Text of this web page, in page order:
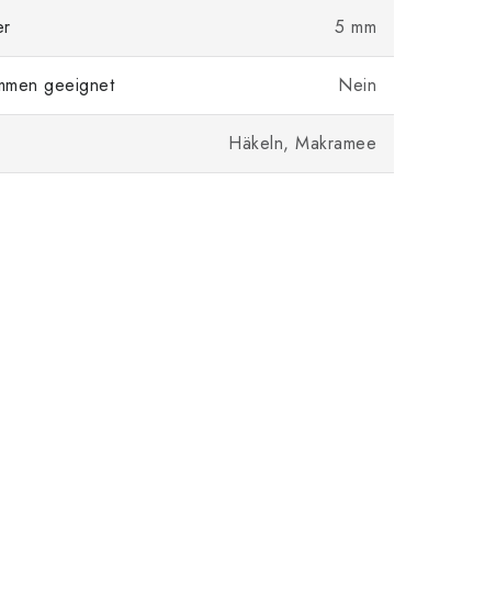
5 mm
geeignet Nein
Häkeln, Makramee